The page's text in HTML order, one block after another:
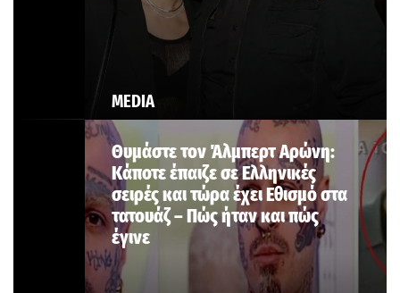
MEDIA
Θυμάστε τον Άλμπερτ Αρώνη:
Κάποτε έπαιζε σε Ελληνικές
σειρές και τώρα έχει Εθισμό στα
τατουάζ – Πώς ήταν και πώς
έγινε